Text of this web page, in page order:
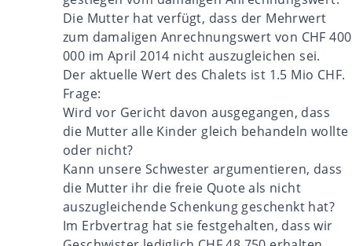
Die Mutter hat verfügt, dass der Mehrwert
zum damaligen Anrechnungswert von CHF 400
000 im April 2014 nicht auszugleichen sei.
Der aktuelle Wert des Chalets ist 1.5 Mio CHF.
Frage:
Wird vor Gericht davon ausgegangen, dass
die Mutter alle Kinder gleich behandeln wollte
oder nicht?
Kann unsere Schwester argumentieren, dass
die Mutter ihr die freie Quote als nicht
auszugleichende Schenkung geschenkt hat?
Im Erbvertrag hat sie festgehalten, dass wir